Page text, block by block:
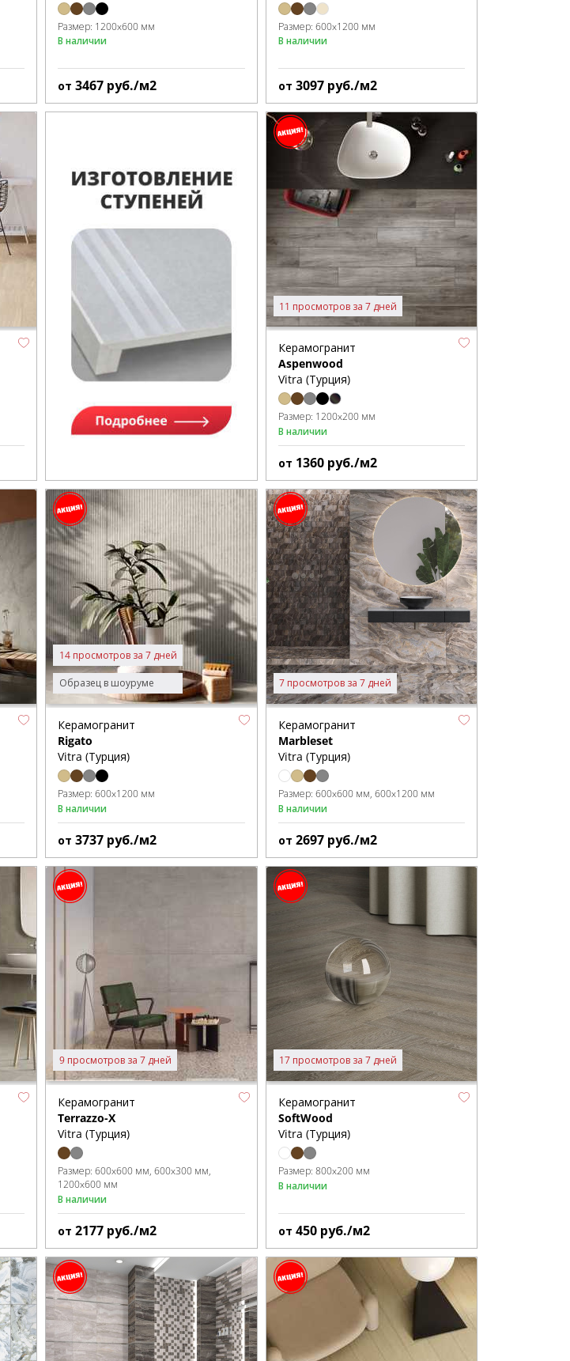
Размер: 1200x600 мм
В наличии
от3467 руб./м2
Размер: 600x1200 мм
В наличии
от 3097 руб./м2
11 просмотров за 7 дней
Керамогранит
Aspenwood
Vitra (Турция)
Размер: 1200x200 мм
В наличии
от 1360 руб./м2
Образец в шоуруме
14 просмотров за 7 дней
Керамогранит
Rigato
Vitra (Турция)
Размер:600x1200 мм
В наличии
от3737 руб./м2
7 просмотров за 7 дней
Керамогранит
Marbleset
Vitra (Турция)
Размер: 600x600 мм 600x1200 мм
В наличии
от 2697 руб./м2
9 просмотров за 7 дней
Керамогранит
Terrazzo-X
Vitra (Турция)
Размер:600x600 мм 600x300 мм
1200x600 мм
В наличии
от2177 руб./м2
17 просмотров за 7 дней
Керамогранит
SoftWood
Vitra (Турция)
Размер: 800x200 мм
В наличии
от 450 руб./м2